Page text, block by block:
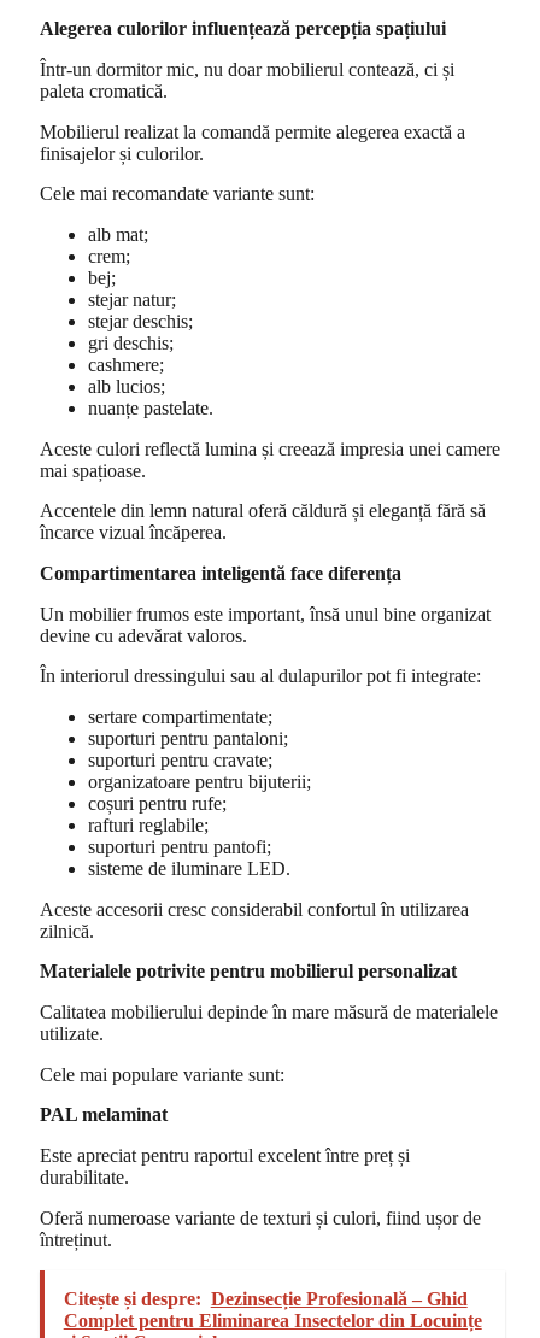
Alegerea culorilor influențează percepția spațiului
Într-un dormitor mic, nu doar mobilierul contează, ci și
paleta cromatică.
Mobilierul realizat la comandă permite alegerea exactă a
finisajelor și culorilor.
Cele mai recomandate variante sunt:
alb mat;
crem;
bej;
stejar natur;
stejar deschis;
gri deschis;
cashmere;
alb lucios;
nuanțe pastelate.
Aceste culori reflectă lumina și creează impresia unei camere
mai spațioase.
Accentele din lemn natural oferă căldură și eleganță fără să
încarce vizual încăperea.
Compartimentarea inteligentă face diferența
Un mobilier frumos este important, însă unul bine organizat
devine cu adevărat valoros.
În interiorul dressingului sau al dulapurilor pot fi integrate:
sertare compartimentate;
suporturi pentru pantaloni;
suporturi pentru cravate;
organizatoare pentru bijuterii;
coșuri pentru rufe;
rafturi reglabile;
suporturi pentru pantofi;
sisteme de iluminare LED.
Aceste accesorii cresc considerabil confortul în utilizarea
zilnică.
Materialele potrivite pentru mobilierul personalizat
Calitatea mobilierului depinde în mare măsură de materialele
utilizate.
Cele mai populare variante sunt:
PAL melaminat
Este apreciat pentru raportul excelent între preț și
durabilitate.
Oferă numeroase variante de texturi și culori, fiind ușor de
întreținut.
Citește și despre: Dezinsecție Profesională – Ghid
Complet pentru Eliminarea Insectelor din Locuințe